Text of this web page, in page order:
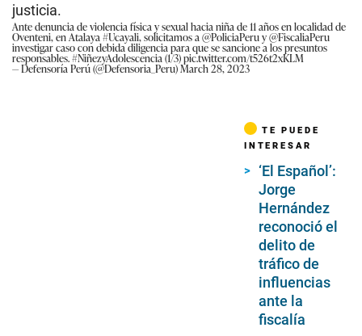
justicia.
Ante denuncia de violencia física y sexual hacia niña de 11 años en localidad de
Oventeni, en Atalaya#Ucayali, solicitamos a@PoliciaPeruy@FiscaliaPeru
investigar caso con debida diligencia para que se sancione a los presuntos
responsables.#NiñezyAdolescencia(1/3)pic.twitter.com/t526t2xKLM
— Defensoría Perú (@Defensoria_Peru)March 28, 2023
TE PUEDE
INTERESAR
‘El Español’:
Jorge
Hernández
reconoció el
delito de
tráfico de
influencias
ante la
fiscalía